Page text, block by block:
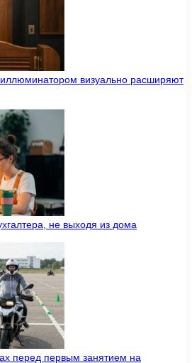
иллюминатором визуально расширяют
не выходя из дома
перед первым занятием на